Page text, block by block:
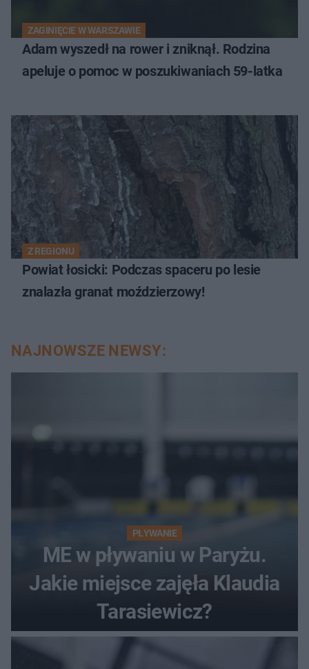
ZAGINIĘCIE W WARSZAWIE
Adam wyszedł na rower i zniknął. Rodzina
apeluje o pomoc w poszukiwaniach 59-latka
Z REGIONU
Powiat łosicki: Podczas spaceru po lesie
znalazła granat moździerzowy!
NAJNOWSZE NEWSY:
PŁYWANIE
ME w pływaniu w Paryżu.
Jakie miejsce zajęła Klaudia
Tarasiewicz?